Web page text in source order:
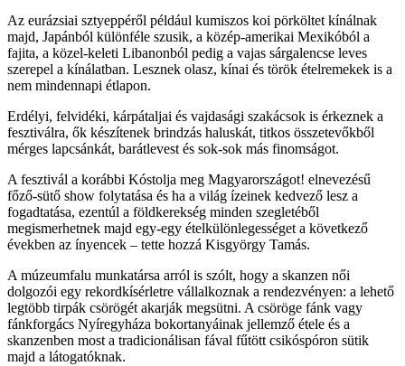
Az eurázsiai sztyeppéről például kumiszos koi pörköltet kínálnak
majd, Japánból különféle szusik, a közép-amerikai Mexikóból a
fajita, a közel-keleti Libanonból pedig a vajas sárgalencse leves
szerepel a kínálatban. Lesznek olasz, kínai és török ételremekek is a
nem mindennapi étlapon.
Erdélyi, felvidéki, kárpátaljai és vajdasági szakácsok is érkeznek a
fesztiválra, ők készítenek brindzás haluskát, titkos összetevőkből
mérges lapcsánkát, barátlevest és sok-sok más finomságot.
A fesztivál a korábbi Kóstolja meg Magyarországot! elnevezésű
főző-sütő show folytatása és ha a világ ízeinek kedvező lesz a
fogadtatása, ezentúl a földkerekség minden szegletéből
megismerhetnek majd egy-egy ételkülönlegességet a következő
években az ínyencek – tette hozzá Kisgyörgy Tamás.
A múzeumfalu munkatársa arról is szólt, hogy a skanzen női
dolgozói egy rekordkísérletre vállalkoznak a rendezvényen: a lehető
legtöbb tirpák csörögét akarják megsütni. A csöröge fánk vagy
fánkforgács Nyíregyháza bokortanyáinak jellemző étele és a
skanzenben most a tradicionálisan fával fűtött csikóspóron sütik
majd a látogatóknak.